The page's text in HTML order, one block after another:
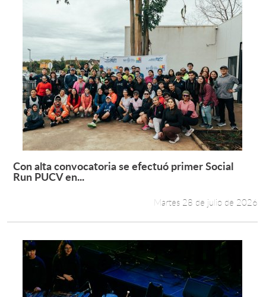
Leer más +
Con alta convocatoria se efectuó primer Social
Run PUCV en...
Martes 28 de julio de 2026